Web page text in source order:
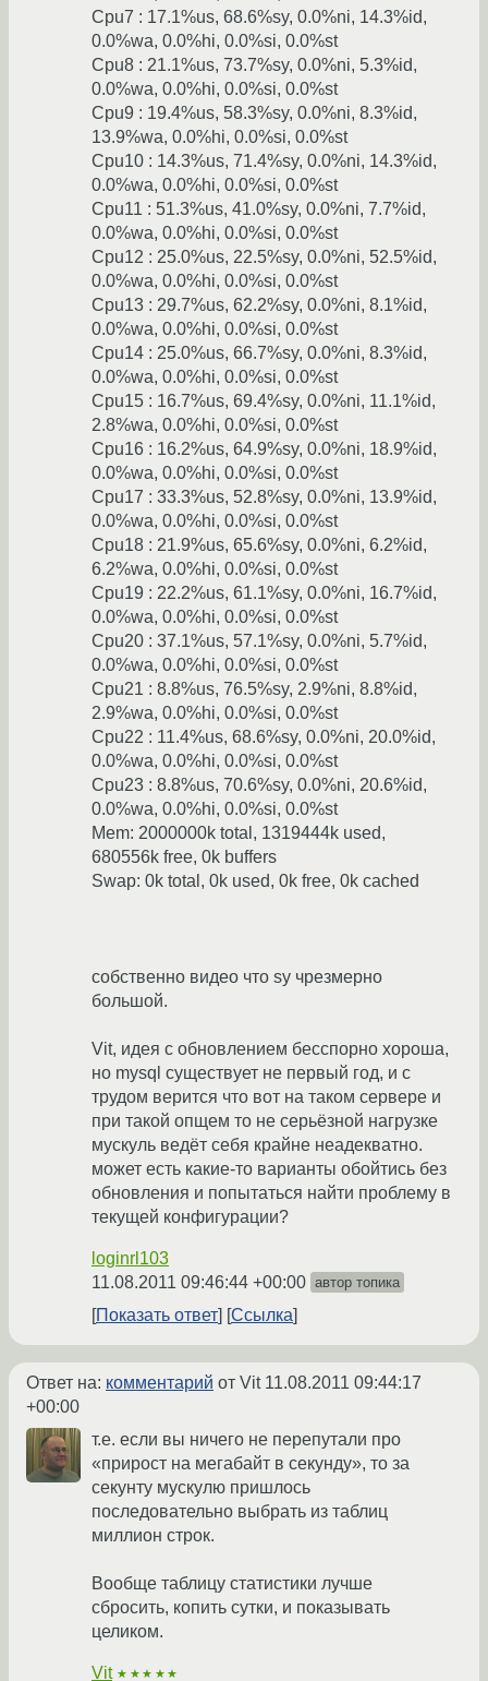
Cpu7 : 17.1%us, 68.6%sy, 0.0%ni, 14.3%id,
0.0%wa, 0.0%hi, 0.0%si, 0.0%st
Cpu8 : 21.1%us, 73.7%sy, 0.0%ni, 5.3%id,
0.0%wa, 0.0%hi, 0.0%si, 0.0%st
Cpu9 : 19.4%us, 58.3%sy, 0.0%ni, 8.3%id,
13.9%wa, 0.0%hi, 0.0%si, 0.0%st
Cpu10 : 14.3%us, 71.4%sy, 0.0%ni, 14.3%id,
0.0%wa, 0.0%hi, 0.0%si, 0.0%st
Cpu11 : 51.3%us, 41.0%sy, 0.0%ni, 7.7%id,
0.0%wa, 0.0%hi, 0.0%si, 0.0%st
Cpu12 : 25.0%us, 22.5%sy, 0.0%ni, 52.5%id,
0.0%wa, 0.0%hi, 0.0%si, 0.0%st
Cpu13 : 29.7%us, 62.2%sy, 0.0%ni, 8.1%id,
0.0%wa, 0.0%hi, 0.0%si, 0.0%st
Cpu14 : 25.0%us, 66.7%sy, 0.0%ni, 8.3%id,
0.0%wa, 0.0%hi, 0.0%si, 0.0%st
Cpu15 : 16.7%us, 69.4%sy, 0.0%ni, 11.1%id,
2.8%wa, 0.0%hi, 0.0%si, 0.0%st
Cpu16 : 16.2%us, 64.9%sy, 0.0%ni, 18.9%id,
0.0%wa, 0.0%hi, 0.0%si, 0.0%st
Cpu17 : 33.3%us, 52.8%sy, 0.0%ni, 13.9%id,
0.0%wa, 0.0%hi, 0.0%si, 0.0%st
Cpu18 : 21.9%us, 65.6%sy, 0.0%ni, 6.2%id,
6.2%wa, 0.0%hi, 0.0%si, 0.0%st
Cpu19 : 22.2%us, 61.1%sy, 0.0%ni, 16.7%id,
0.0%wa, 0.0%hi, 0.0%si, 0.0%st
Cpu20 : 37.1%us, 57.1%sy, 0.0%ni, 5.7%id,
0.0%wa, 0.0%hi, 0.0%si, 0.0%st
Cpu21 : 8.8%us, 76.5%sy, 2.9%ni, 8.8%id,
2.9%wa, 0.0%hi, 0.0%si, 0.0%st
Cpu22 : 11.4%us, 68.6%sy, 0.0%ni, 20.0%id,
0.0%wa, 0.0%hi, 0.0%si, 0.0%st
Cpu23 : 8.8%us, 70.6%sy, 0.0%ni, 20.6%id,
0.0%wa, 0.0%hi, 0.0%si, 0.0%st
Mem: 2000000k total, 1319444k used,
680556k free, 0k buffers
Swap: 0k total, 0k used, 0k free, 0k cached
собственно видео что sy чрезмерно
большой.
Vit, идея с обновлением бесспорно хороша,
но mysql существует не первый год, и с
трудом верится что вот на таком сервере и
при такой опщем то не серьёзной нагрузке
мускуль ведёт себя крайне неадекватно.
может есть какие-то варианты обойтись без
обновления и попытаться найти проблему в
текущей конфигурации?
loginrl103
11.08.2011 09:46:44 +00:00 автор топика
Показать ответ Ссылка
Ответ на: комментарий от Vit 11.08.2011 09:44:17
+00:00
т.е. если вы ничего не перепутали про
«прирост на мегабайт в секунду», то за
секунту мускулю пришлось
последовательно выбрать из таблиц
миллион строк.
Вообще таблицу статистики лучше
сбросить, копить сутки, и показывать
целиком.
Vit ★★★★★